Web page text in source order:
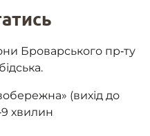
Броварського пр‑ту
(вихід до
хвилин